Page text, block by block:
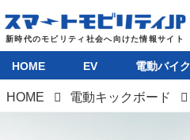
HOME EV 電動バイク
HOME 電動キックボード